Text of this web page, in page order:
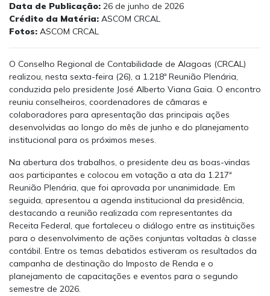
Data de Publicação: 26 de junho de 2026
Crédito da Matéria: ASCOM CRCAL
Fotos: ASCOM CRCAL
O Conselho Regional de Contabilidade de Alagoas (CRCAL)
realizou, nesta sexta-feira (26), a 1.218ª Reunião Plenária,
conduzida pelo presidente José Alberto Viana Gaia. O encontro
reuniu conselheiros, coordenadores de câmaras e
colaboradores para apresentação das principais ações
desenvolvidas ao longo do mês de junho e do planejamento
institucional para os próximos meses.
Na abertura dos trabalhos, o presidente deu as boas-vindas
aos participantes e colocou em votação a ata da 1.217ª
Reunião Plenária, que foi aprovada por unanimidade. Em
seguida, apresentou a agenda institucional da presidência,
destacando a reunião realizada com representantes da
Receita Federal, que fortaleceu o diálogo entre as instituições
para o desenvolvimento de ações conjuntas voltadas à classe
contábil. Entre os temas debatidos estiveram os resultados da
campanha de destinação do Imposto de Renda e o
planejamento de capacitações e eventos para o segundo
semestre de 2026.